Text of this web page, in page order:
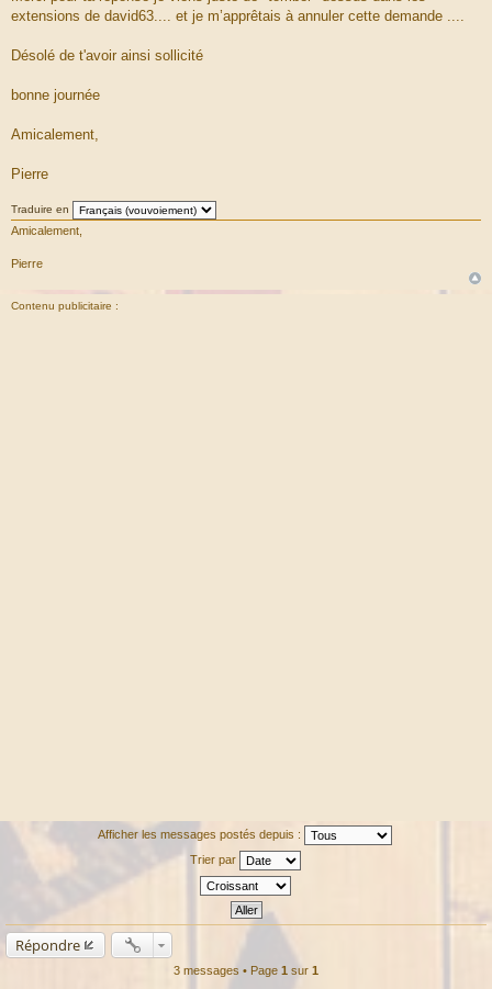
g
e
extensions de david63.... et je m’apprêtais à annuler cette demande ....
Désolé de t'avoir ainsi sollicité
bonne journée
Amicalement,
Pierre
Traduire en
Amicalement,
Pierre
Contenu publicitaire :
Afficher les messages postés depuis :
Trier par
Répondre
3 messages • Page 1 sur 1